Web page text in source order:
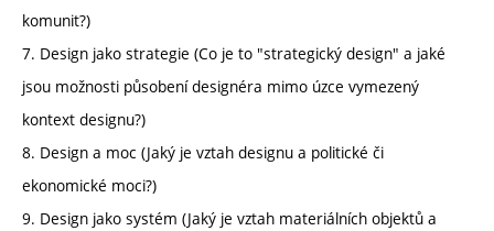
komunit?)
7. Design jako strategie (Co je to "strategický design" a jaké
jsou možnosti působení designéra mimo úzce vymezený
kontext designu?)
8. Design a moc (Jaký je vztah designu a politické či
ekonomické moci?)
9. Design jako systém (Jaký je vztah materiálních objektů a